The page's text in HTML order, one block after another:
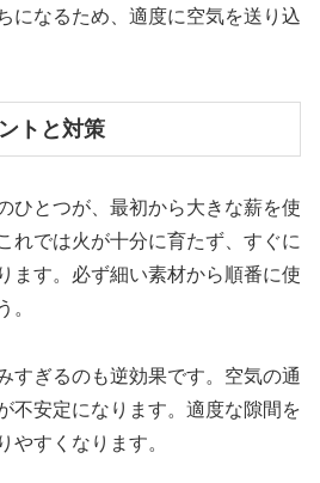
になるため、適度に空気を送り込
トと対策
ひとつが、最初から大きな薪を使
れでは火が十分に育たず、すぐに
ます。必ず細い素材から順番に使
。
すぎるのも逆効果です。空気の通
不安定になります。適度な隙間を
やすくなります。